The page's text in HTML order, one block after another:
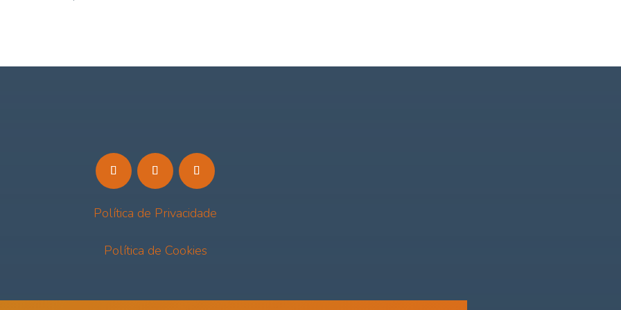
Política de Privacidade
Política de Cookies